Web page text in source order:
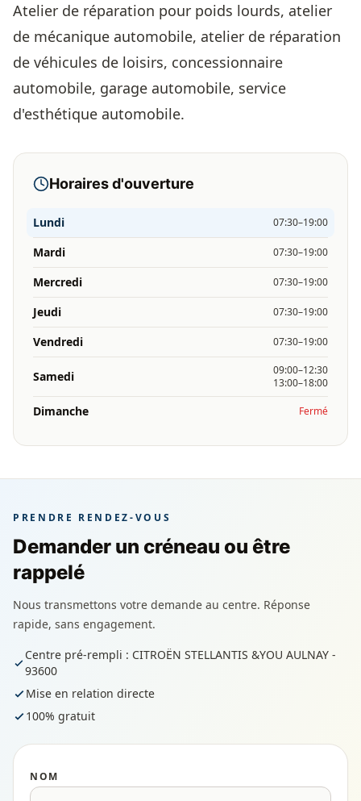
Atelier de réparation pour poids lourds, atelier
de mécanique automobile, atelier de réparation
de véhicules de loisirs, concessionnaire
automobile, garage automobile, service
d'esthétique automobile.
Horaires d'ouverture
Lundi 07:30–19:00
Mardi 07:30–19:00
Mercredi 07:30–19:00
Jeudi 07:30–19:00
Vendredi 07:30–19:00
Samedi
09:00–12:30
13:00–18:00
Dimanche Fermé
PRENDRE RENDEZ-VOUS
Demander un créneau ou être
rappelé
Nous transmettons votre demande au centre. Réponse
rapide, sans engagement.
Centre pré-rempli : CITROËN STELLANTIS &YOU AULNAY -
93600
Mise en relation directe
100% gratuit
NOM